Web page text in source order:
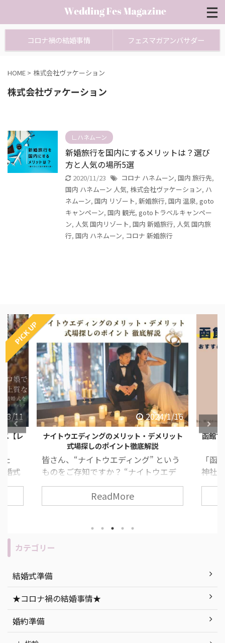
コロナ禍の結婚事情 フェスマガアンバサダー
HOME > 株式会社ヴァケーション
株式会社ヴァケーション
∟ハネムーン
新婚旅行を国内にするメリットは？選び
方と人気の場所5選
2020/11/23 コロナ ハネムーン, 国内 旅行先,
国内 ハネムーン 人気, 株式会社ヴァケーション, ハ
ネムーン, 国内 リゾート, 新婚旅行, 国内 温泉, goto
キャンペーン, 国内 観光, gotoトラベルキャンペー
ン, 人気 国内リゾート, 国内 新婚旅行, 人気 国内旅
行, 国内 ハネムーン, コロナ 新婚旅行
PICK UP
3/11
【レ
婚式
すめ
がな
人と
の
でき
は
』
いき
2024/1/16
ナイトウエディングのメリット・デメリット
式場探しのポイント徹底解説
皆さん、“ナイトウエディング” という
ものをご存知ですか？ “ナイトウエデ
ィング” とは、夕方から夜の時間に行
う結婚式のことで、近年とても人気な
挙式スタイルの一つです！ 挙式や披露
わりありません。 今回は、ナイトウエ
ディングのメリット・デメリットの説
トウエディングを徹底解説します！ 目
次 「ナイトウエディング」って何？ ナ
イトウエディングのメリット・デメリ
ット ナイトウエディングの式場探しで
気をつけたいポイン ...
ReadMore
函館
「函
神社
道っ
いと
ト
紹
町
カテゴリー
結婚式準備
★コロナ禍の結婚事情★
婚約準備